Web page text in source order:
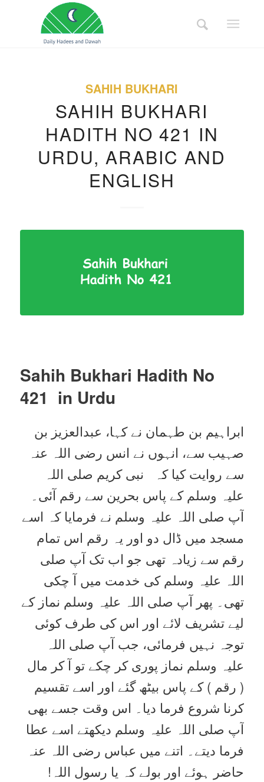
SAHIH BUKHARI
SAHIH BUKHARI
HADITH NO 421 IN
URDU, ARABIC AND
ENGLISH
Sahih Bukhari Hadith No
421 in Urdu
ابراہیم بن طہمان نے کہا، عبدالعزیز بن
صہیب سے، انہوں نے انس رضی اللہ عنہ
سے روایت کیا کہ نبی کریم صلی اللہ
علیہ وسلم کے پاس بحرین سے رقم آئی۔
آپ صلی اللہ علیہ وسلم نے فرمایا کہ اسے
مسجد میں ڈال دو اور یہ رقم اس تمام
رقم سے زیادہ تھی جو اب تک آپ صلی
اللہ علیہ وسلم کی خدمت میں آ چکی
تھی۔ پھر آپ صلی اللہ علیہ وسلم نماز کے
لیے تشریف لائے اور اس کی طرف کوئی
توجہ نہیں فرمائی، جب آپ صلی اللہ
علیہ وسلم نماز پوری کر چکے تو آ کر مال
( رقم ) کے پاس بیٹھ گئے اور اسے تقسیم
کرنا شروع فرما دیا۔ اس وقت جسے بھی
آپ صلی اللہ علیہ وسلم دیکھتے اسے عطا
فرما دیتے۔ اتنے میں عباس رضی اللہ عنہ
حاضر ہوئے اور بولے کہ یا رسول اللہ!